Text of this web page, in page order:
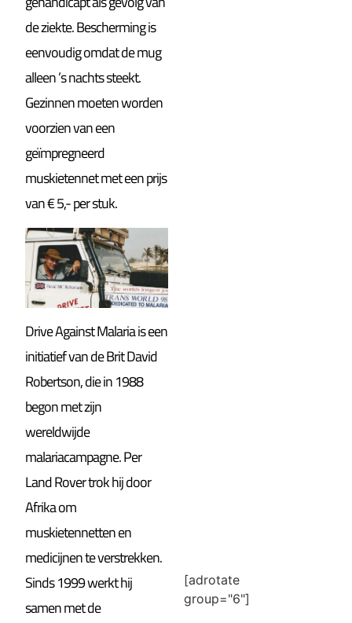
de ziekte. Bescherming is
eenvoudig omdat de mug
alleen ’s nachts steekt.
Gezinnen moeten worden
voorzien van een
geïmpregneerd
muskietennet met een prijs
van € 5,- per stuk.
Drive Against Malaria is een
initiatief van de Brit David
Robertson, die in 1988
begon met zijn
wereldwijde
malariacampagne. Per
Land Rover trok hij door
Afrika om
muskietennetten en
medicijnen te verstrekken.
Sinds 1999 werkt hij
samen met de
[adrotate
group="6"]